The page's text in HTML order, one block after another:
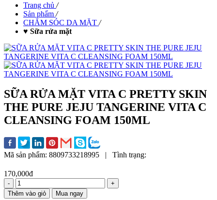
Trang chủ /
Sản phẩm /
CHĂM SÓC DA MẶT /
♥ Sữa rửa mặt
SỮA RỬA MẶT VITA C PRETTY SKIN
THE PURE JEJU TANGERINE VITA C
CLEANSING FOAM 150ML
Mã sản phẩm: 8809733218995 | Tình trạng:
170,000đ
-
+
Thêm vào giỏ
Mua ngay